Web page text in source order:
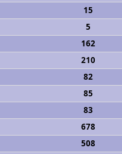
15
5
162
210
82
85
83
678
508